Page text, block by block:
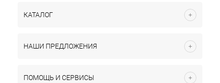
КАТАЛОГ
НАШИ ПРЕДЛОЖЕНИЯ
ПОМОЩЬ И СЕРВИСЫ